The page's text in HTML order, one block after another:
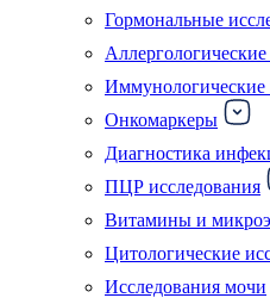
Гормональные
Иммунологические
Онкомаркеры
Диагностика
ПЦР исследования
Витамины и
Цитологические
Исследования мочи